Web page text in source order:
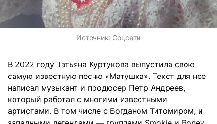
Источник: Соцсети
В 2022 году Татьяна Куртукова выпустила свою
самую известную песню «Матушка». Текст для нее
написал музыкант и продюсер Петр Андреев,
который работал с многими известными
артистами. В том числе с Богданом Титомиром, и